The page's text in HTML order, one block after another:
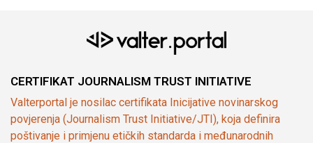
CERTIFIKAT JOURNALISM TRUST INITIATIVE
Valterportal je nosilac certifikata Inicijative novinarskog
povjerenja (Journalism Trust Initiative/JTI), koja definira
poštivanje i primjenu etičkih standarda i međunarodnih